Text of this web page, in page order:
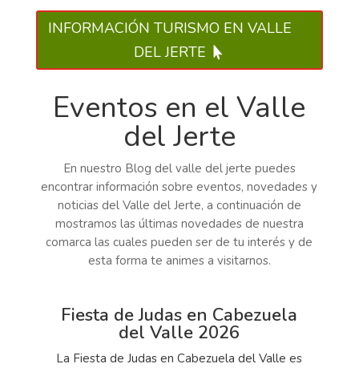
INFORMACIÓN TURISMO EN VALLE
DEL JERTE
Eventos en el Valle
del Jerte
En nuestro Blog del valle del jerte puedes
encontrar información sobre eventos, novedades y
noticias del Valle del Jerte, a continuación de
mostramos las últimas novedades de nuestra
comarca las cuales pueden ser de tu interés y de
esta forma te animes a visitarnos.
Fiesta de Judas en Cabezuela
del Valle 2026
La Fiesta de Judas en Cabezuela del Valle es